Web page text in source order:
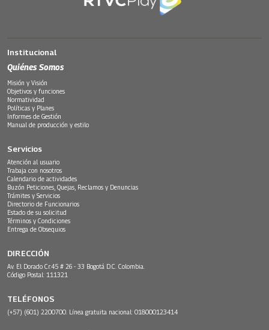
Institucional
Quiénes Somos
Misión y Visión
Objetivos y funciones
Normatividad
Políticas y Planes
Informes de Gestión
Manual de producción y estilo
Servicios
Atención al usuario
Trabaja con nosotros
Calendario de actividades
Buzón Peticiones, Quejas, Reclamos y Denuncias
Trámites y Servicios
Directorio de Funcionarios
Estado de su solicitud
Términos y Condiciones
Entrega de Obsequios
DIRECCIÓN
Av. El Dorado Cr.45 # 26 - 33 Bogotá D.C. Colombia.
Código Postal: 111321
TELÉFONOS
(+57) (601) 2200700. Línea gratuita nacional: 018000123414